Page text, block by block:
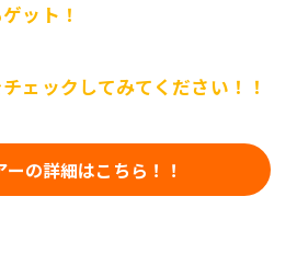
ット！
ェックしてみてください！！
ーの詳細はこちら！！